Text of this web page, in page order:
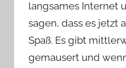
langsames Internet
sagen, dass es jetzt
Spaß. Es gibt
gemausert und